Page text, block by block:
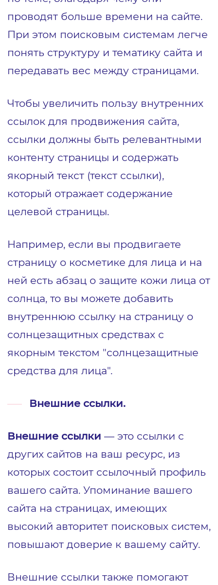
проводят больше времени на сайте.
При этом поисковым системам легче
понять структуру и тематику сайта и
передавать вес между страницами.
Чтобы увеличить пользу внутренних
ссылок для продвижения сайта,
ссылки должны быть релевантными
контенту страницы и содержать
якорный текст (текст ссылки),
который отражает содержание
целевой страницы.
Например, если вы продвигаете
страницу о косметике для лица и на
ней есть абзац о защите кожи лица от
солнца, то вы можете добавить
внутреннюю ссылку на страницу о
солнцезащитных средствах с
якорным текстом "солнцезащитные
средства для лица".
Внешние ссылки.
Внешние ссылки — это ссылки с
других сайтов на ваш ресурс, из
которых состоит ссылочный профиль
вашего сайта. Упоминание вашего
сайта на страницах, имеющих
высокий авторитет поисковых систем,
повышают доверие к вашему сайту.
Внешние ссылки также помогают